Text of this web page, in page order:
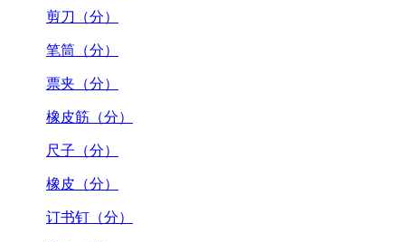
剪刀（分）
笔筒（分）
票夹（分）
橡皮筋（分）
尺子（分）
橡皮（分）
订书钉（分）